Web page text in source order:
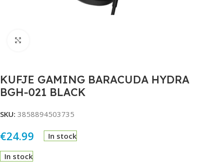
KUFJE GAMING BARACUDA HYDRA
BGH-021 BLACK
SKU: 3858894503735
€24.99 In stock
In stock